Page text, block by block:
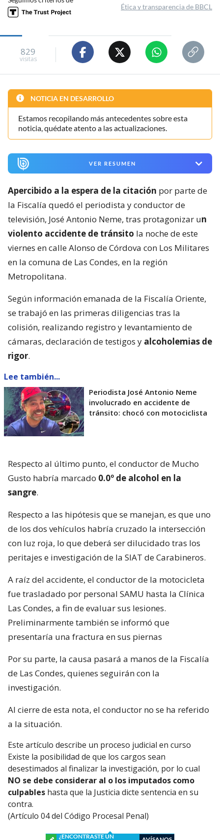
Ética y transparencia de BBCL
829
visitas
NOTICIA EN DESARROLLO
Estamos recopilando más antecedentes sobre esta
noticia, quédate atento a las actualizaciones.
VER RESUMEN
Apercibido a la espera de la citación por parte de
la Fiscalía quedó el periodista y conductor de
televisión, José Antonio Neme, tras protagonizar un
violento accidente de tránsito la noche de este
viernes en calle Alonso de Córdova con Los Militares
en la comuna de Las Condes, en la región
Metropolitana.
Según información emanada de la Fiscalía Oriente,
se trabajó en las primeras diligencias tras la
colisión, realizando registro y levantamiento de
cámaras, declaración de testigos y alcoholemias de
rigor.
Lee también...
Periodista José Antonio Neme
involucrado en accidente de
tránsito: chocó con motociclista
Respecto al último punto, el conductor de Mucho
Gusto habría marcado 0.0º de alcohol en la
sangre.
Respecto a las hipótesis que se manejan, es que uno
de los dos vehículos habría cruzado la intersección
con luz roja, lo que deberá ser dilucidado tras los
peritajes e investigación de la SIAT de Carabineros.
A raíz del accidente, el conductor de la motocicleta
fue trasladado por personal SAMU hasta la Clínica
Las Condes, a fin de evaluar sus lesiones.
Preliminarmente también se informó que
presentaría una fractura en sus piernas
Por su parte, la causa pasará a manos de la Fiscalía
de Las Condes, quienes seguirán con la
investigación.
Al cierre de esta nota, el conductor no se ha referido
a la situación.
Este artículo describe un proceso judicial en curso
Existe la posibilidad de que los cargos sean
desestimados al finalizar la investigación, por lo cual
NO se debe considerar al o los imputados como
culpables hasta que la Justicia dicte sentencia en su
contra.
(Artículo 04 del Código Procesal Penal)
¿ENCONTRASTE UN